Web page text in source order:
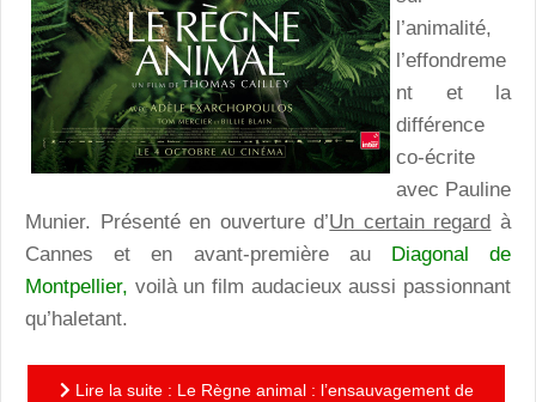
l’animalité,
l’effondreme
nt et la
différence
co-écrite
avec Pauline
Munier. Présenté en ouverture d’Un certain regard à
Cannes et en avant-première au Diagonal de
Montpellier, voilà un film audacieux aussi passionnant
qu’haletant.
Lire la suite : Le Règne animal : l’ensauvagement de